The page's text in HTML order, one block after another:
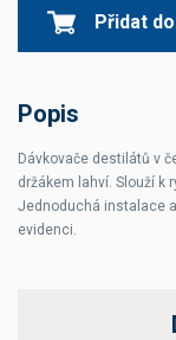
Přidat
Popis
Dávkovače destilátů v
držákem lahví. Slouží k
Jednoduchá instalace
evidenci.